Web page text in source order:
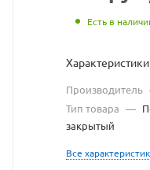
Есть в
Характеристики
Производитель
Тип товара —
закрытый
Все